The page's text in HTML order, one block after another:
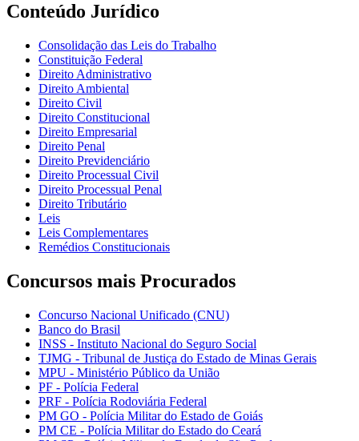
Conteúdo Jurídico
Consolidação das Leis do Trabalho
Constituição Federal
Direito Administrativo
Direito Ambiental
Direito Civil
Direito Constitucional
Direito Empresarial
Direito Penal
Direito Previdenciário
Direito Processual Civil
Direito Processual Penal
Direito Tributário
Leis
Leis Complementares
Remédios Constitucionais
Concursos mais Procurados
Concurso Nacional Unificado (CNU)
Banco do Brasil
INSS - Instituto Nacional do Seguro Social
TJMG - Tribunal de Justiça do Estado de Minas Gerais
MPU - Ministério Público da União
PF - Polícia Federal
PRF - Polícia Rodoviária Federal
PM GO - Polícia Militar do Estado de Goiás
PM CE - Polícia Militar do Estado do Ceará